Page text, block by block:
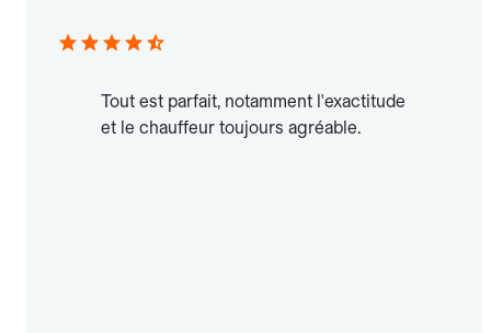
Tout est parfait, notamment l'exactitude
et le chauffeur toujours agréable.